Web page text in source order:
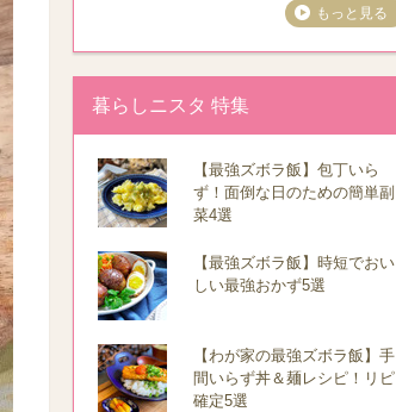
もっと見る
暮らしニスタ 特集
【最強ズボラ飯】包丁いら
ず！面倒な日のための簡単副
菜4選
【最強ズボラ飯】時短でおい
しい最強おかず5選
【わが家の最強ズボラ飯】手
間いらず丼＆麺レシピ！リピ
確定5選